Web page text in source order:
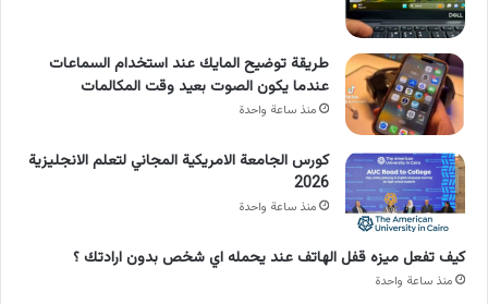
طريقة توضيح المايك عند استخدام السماعات
عندما يكون الصوت بعيد وقت المكالمات
منذ ساعة واحدة
كورس الجامعة الامريكية المجاني لتعلم الانجليزية
2026
منذ ساعة واحدة
كيف تفعل ميزه قفل الهاتف عند يحمله اي شخص بدون ارادتك ؟
منذ ساعة واحدة